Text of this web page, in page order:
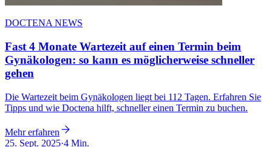
DOCTENA NEWS
Fast 4 Monate Wartezeit auf einen Termin beim
Gynäkologen: so kann es möglicherweise schneller
gehen
Die Wartezeit beim Gynäkologen liegt bei 112 Tagen. Erfahren Sie
Tipps und wie Doctena hilft, schneller einen Termin zu buchen.
Mehr erfahren
25. Sept. 2025·4 Min.